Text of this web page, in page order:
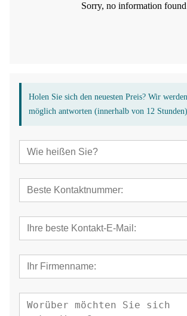
Sorry, no information found
Holen Sie sich den neuesten Preis? Wir
möglich antworten (innerhalb von 12 Stunden)